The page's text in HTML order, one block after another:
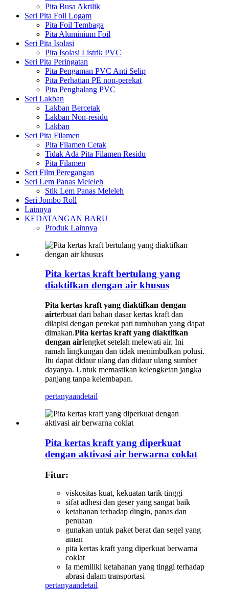
Pita Busa Akrilik
Seri Pita Foil Logam
Pita Foil Tembaga
Pita Aluminium Foil
Seri Pita Isolasi
Pita Isolasi Listrik PVC
Seri Pita Peringatan
Pita Pengaman PVC Anti Selip
Pita Perhatian PE non-perekat
Pita Penghalang PVC
Seri Lakban
Lakban Bercetak
Lakban Non-residu
Lakban
Seri Pita Filamen
Pita Filamen Cetak
Tidak Ada Pita Filamen Residu
Pita Filamen
Seri Film Peregangan
Seri Lem Panas Meleleh
Stik Lem Panas Meleleh
Seri Jombo Roll
Lainnya
KEDATANGAN BARU
Produk Lainnya
Pita kertas kraft bertulang yang
diaktifkan dengan air khusus
Pita kertas kraft yang diaktifkan dengan
airterbuat dari bahan dasar kertas kraft dan
dilapisi dengan perekat pati tumbuhan yang dapat
dimakan.Pita kertas kraft yang diaktifkan
dengan airlengket setelah melewati air. Ini
ramah lingkungan dan tidak menimbulkan polusi.
Itu dapat didaur ulang dan didaur ulang sumber
dayanya. Untuk memastikan kelengketan jangka
panjang tanpa kelembapan.
pertanyaandetail
Pita kertas kraft yang diperkuat
dengan aktivasi air berwarna coklat
Fitur:
viskositas kuat, kekuatan tarik tinggi
sifat adhesi dan geser yang sangat baik
ketahanan terhadap dingin, panas dan
penuaan
gunakan untuk paket berat dan segel yang
aman
pita kertas kraft yang diperkuat berwarna
coklat
Ia memiliki ketahanan yang tinggi terhadap
abrasi dalam transportasi
pertanyaandetail